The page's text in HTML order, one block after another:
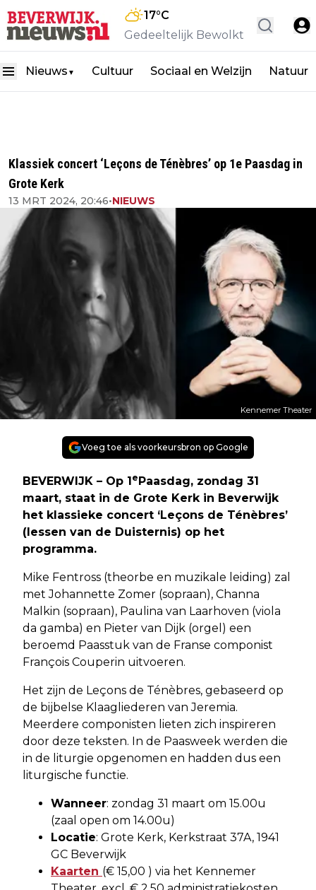
17°C
Gedeeltelijk Bewolkt
Nieuws ▼ Cultuur Sociaal en Welzijn Natuur
Klassiek concert ‘Leçons de Ténèbres’ op 1e Paasdag in
Grote Kerk
13 MRT 2024, 20:46•NIEUWS
Kennemer Theater
Voeg toe als voorkeursbron op Google
BEVERWIJK – Op 1ePaasdag, zondag 31
maart, staat in de Grote Kerk in Beverwijk
het klassieke concert ‘Leçons de Ténèbres’
(lessen van de Duisternis) op het
programma.
Mike Fentross (theorbe en muzikale leiding) zal
met Johannette Zomer (sopraan), Channa
Malkin (sopraan), Paulina van Laarhoven (viola
da gamba) en Pieter van Dijk (orgel) een
beroemd Paasstuk van de Franse componist
François Couperin uitvoeren.
Het zijn de Leçons de Ténèbres, gebaseerd op
de bijbelse Klaagliederen van Jeremia.
Meerdere componisten lieten zich inspireren
door deze teksten. In de Paasweek werden die
in de liturgie opgenomen en hadden dus een
liturgische functie.
Wanneer: zondag 31 maart om 15.00u
(zaal open om 14.00u)
Locatie: Grote Kerk, Kerkstraat 37A, 1941
GC Beverwijk
Kaarten (€ 15,00 ) via het Kennemer